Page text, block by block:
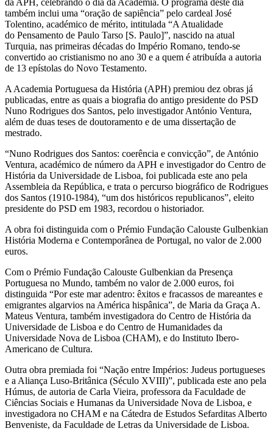
da APH, celebrando o dia da Academia. O programa deste dia
também inclui uma “oração de sapiência” pelo cardeal José
Tolentino, académico de mérito, intitulada “A Atualidade
do Pensamento de Paulo Tarso [S. Paulo]”, nascido na atual
Turquia, nas primeiras décadas do Império Romano, tendo-se
convertido ao cristianismo no ano 30 e a quem é atribuída a autoria
de 13 epístolas do Novo Testamento.
A Academia Portuguesa da História (APH) premiou dez obras já
publicadas, entre as quais a biografia do antigo presidente do PSD
Nuno Rodrigues dos Santos, pelo investigador António Ventura,
além de duas teses de doutoramento e de uma dissertação de
mestrado.
“Nuno Rodrigues dos Santos: coerência e convicção”, de António
Ventura, académico de número da APH e investigador do Centro de
História da Universidade de Lisboa, foi publicada este ano pela
Assembleia da República, e trata o percurso biográfico de Rodrigues
dos Santos (1910-1984), “um dos históricos republicanos”, eleito
presidente do PSD em 1983, recordou o historiador.
A obra foi distinguida com o Prémio Fundação Calouste Gulbenkian
História Moderna e Contemporânea de Portugal, no valor de 2.000
euros.
Com o Prémio Fundação Calouste Gulbenkian da Presença
Portuguesa no Mundo, também no valor de 2.000 euros, foi
distinguida “Por este mar adentro: êxitos e fracassos de mareantes e
emigrantes algarvios na América hispânica”, de Maria da Graça A.
Mateus Ventura, também investigadora do Centro de História da
Universidade de Lisboa e do Centro de Humanidades da
Universidade Nova de Lisboa (CHAM), e do Instituto Ibero-
Americano de Cultura.
Outra obra premiada foi “Nação entre Impérios: Judeus portugueses
e a Aliança Luso-Britânica (Século XVIII)”, publicada este ano pela
Húmus, de autoria de Carla Vieira, professora da Faculdade de
Ciências Sociais e Humanas da Universidade Nova de Lisboa, e
investigadora no CHAM e na Cátedra de Estudos Sefarditas Alberto
Benveniste, da Faculdade de Letras da Universidade de Lisboa.